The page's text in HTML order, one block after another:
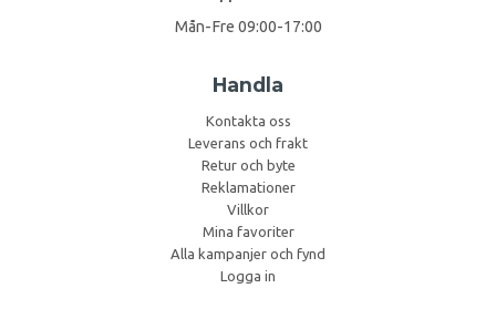
Mån-Fre 09:00-17:00
Handla
Kontakta oss
Leverans och frakt
Retur och byte
Reklamationer
Villkor
Mina favoriter
Alla kampanjer och fynd
Logga in